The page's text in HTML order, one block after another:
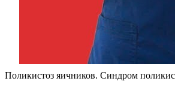
Поликистоз яичников. Синдром